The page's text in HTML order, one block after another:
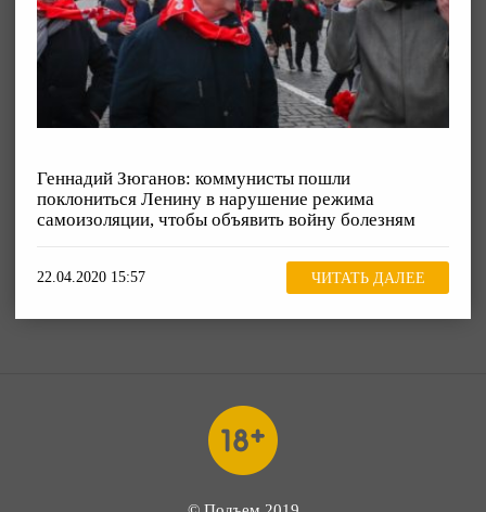
Геннадий Зюганов: коммунисты пошли
поклониться Ленину в нарушение режима
самоизоляции, чтобы объявить войну болезням
22.04.2020 15:57 ЧИТАТЬ ДАЛЕЕ